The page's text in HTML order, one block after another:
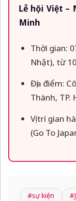
Lễ hội Việt –
Minh
Thời gian:
Nhật), từ
Địa điểm:
Thành, TP.
Vị trí gian
(Go To
#sự kiện